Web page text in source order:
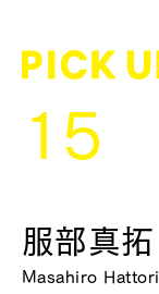
15
服部真拓
Masahiro Hattori